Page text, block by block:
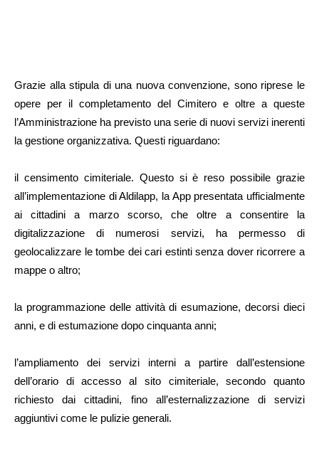
Grazie alla stipula di una nuova convenzione, sono riprese le
opere per il completamento del Cimitero e oltre a queste
l’Amministrazione ha previsto una serie di nuovi servizi inerenti
la gestione organizzativa. Questi riguardano:
il censimento cimiteriale. Questo si è reso possibile grazie
all’implementazione di Aldilapp, la App presentata ufficialmente
ai cittadini a marzo scorso, che oltre a consentire la
digitalizzazione di numerosi servizi, ha permesso di
geolocalizzare le tombe dei cari estinti senza dover ricorrere a
mappe o altro;
la programmazione delle attività di esumazione, decorsi dieci
anni, e di estumazione dopo cinquanta anni;
l’ampliamento dei servizi interni a partire dall’estensione
dell’orario di accesso al sito cimiteriale, secondo quanto
richiesto dai cittadini, fino all’esternalizzazione di servizi
aggiuntivi come le pulizie generali.